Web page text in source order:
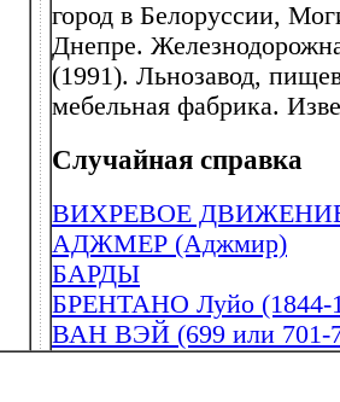
город в Белоруссии,
Днепре.
(1991). Льнозавод,
мебельная фабрика.
Случайная справка
ВИХРЕВОЕ
АДЖМЕР (Аджмир)
БАРДЫ
БРЕНТАНО Луйо (1844-
ВАН ВЭЙ (699 или 701-